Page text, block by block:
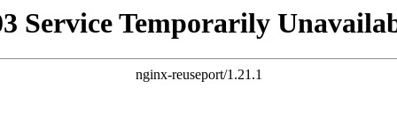
Service Temporarily
nginx-reuseport/1.21.1